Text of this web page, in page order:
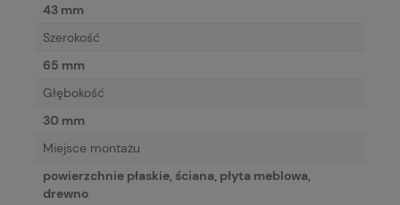
43 mm
Szerokość
65 mm
Głębokość
30 mm
Miejsce montażu
powierzchnie płaskie, ściana, płyta meblowa,
drewno